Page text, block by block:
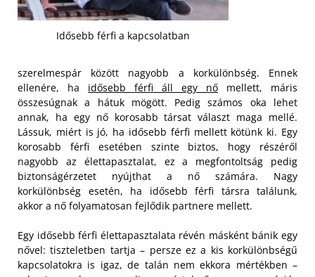
Idősebb férfi a kapcsolatban
szerelmespár között nagyobb a korkülönbség. Ennek
ellenére, ha idősebb férfi áll egy nő mellett, máris
összesúgnak a hátuk mögött. Pedig számos oka lehet
annak, ha egy nő korosabb társat választ maga mellé.
Lássuk, miért is jó, ha idősebb férfi mellett kötünk ki. Egy
korosabb férfi esetében szinte biztos, hogy részéről
nagyobb az élettapasztalat, ez a megfontoltság pedig
biztonságérzetet nyújthat a nő számára. Nagy
korkülönbség esetén, ha idősebb férfi társra találunk,
akkor a nő folyamatosan fejlődik partnere mellett.
Egy idősebb férfi élettapasztalata révén másként bánik egy
nővel: tiszteletben tartja – persze ez a kis korkülönbségű
kapcsolatokra is igaz, de talán nem ekkora mértékben –